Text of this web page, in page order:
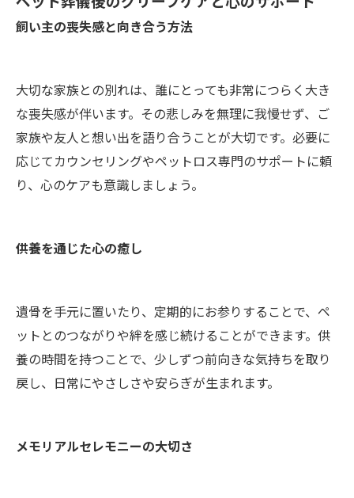
飼い主の喪失感と向き合う方法
大切な家族との別れは、誰にとっても非常につらく大き
な喪失感が伴います。その悲しみを無理に我慢せず、ご
家族や友人と想い出を語り合うことが大切です。必要に
応じてカウンセリングやペットロス専門のサポートに頼
り、心のケアも意識しましょう。
供養を通じた心の癒し
遺骨を手元に置いたり、定期的にお参りすることで、ペ
ットとのつながりや絆を感じ続けることができます。供
養の時間を持つことで、少しずつ前向きな気持ちを取り
戻し、日常にやさしさや安らぎが生まれます。
メモリアルセレモニーの大切さ